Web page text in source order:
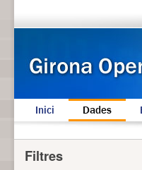
Inici Dades
Filtres